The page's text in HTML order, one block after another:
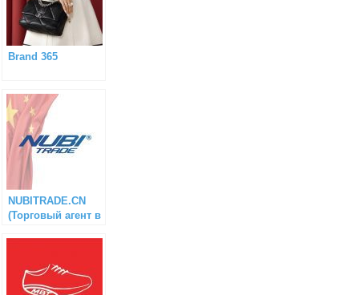
Brand 365
NUBITRADE.CN
(Торговый агент в